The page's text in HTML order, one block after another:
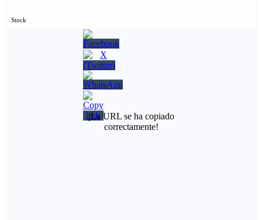
Stock
¡La URL se ha copiado
correctamente!